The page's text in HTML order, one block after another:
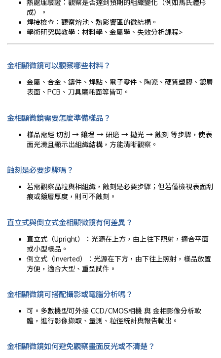
熱處理驗證：觀察是否達到預期的組織變化（例如馬氏體形
成）。
焊接檢查：觀察熔池、熱影響區的微結構。
學術研究與教學：材料學、金屬學、失效分析課程>
金相顯微鏡可以觀察哪些材料？
金屬、合金、鑄件、焊點、電子零件、陶瓷、硬質塑膠、鍍層
表面、PCB、刀具磨耗面等皆可。
金相顯微鏡需要怎麼準備樣品？
樣品需經 切割 → 鑲埋 → 研磨 → 拋光 → 蝕刻 等步驟，使表
面光滑且顯示出組織結構，方能清晰觀察。
蝕刻是必要步驟嗎？
若需觀察晶粒與相組織，蝕刻是必要步驟；但若僅檢視表面刮
痕或鍍層厚度，則可不蝕刻。
直立式與倒立式金相顯微鏡有何差異？
直立式（Upright）：光源在上方，由上往下照射，適合平面
或小型樣品。
倒立式（Inverted）：光源在下方，由下往上照射，樣品放置
方便，適合大型、重型試件。
金相顯微鏡可搭配攝影或電腦分析嗎？
可。多數機型可外接 CCD/CMOS相機 與 金相影像分析軟
體，進行影像擷取、量測、粒徑統計與報告輸出。
金相顯微鏡如何避免觀察畫面反光或不清楚？